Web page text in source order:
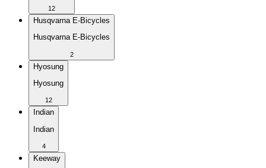
12
Husqvarna E-Bicycles
Husqvarna E-Bicycles
2
Hyosung
Hyosung
12
Indian
Indian
4
Keeway